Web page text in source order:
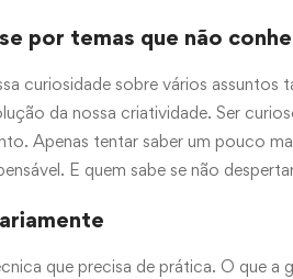
por temas que não
curiosidade sobre vários assuntos
da nossa criatividade. Ser
Apenas tentar saber um pouco
E quem sabe se não
que precisa de prática. O que a